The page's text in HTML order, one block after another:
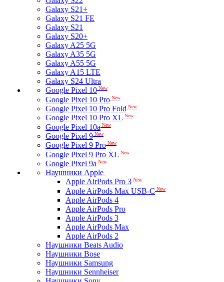
Galaxy S21+
Galaxy S21 FE
Galaxy S21
Galaxy S20+
Galaxy A25 5G
Galaxy A35 5G
Galaxy A55 5G
Galaxy A15 LTE
Galaxy S24 Ultra
Google Pixel 10 New
Google Pixel 10 Pro New
Google Pixel 10 Pro Fold New
Google Pixel 10 Pro XL New
Google Pixel 10a New
Google Pixel 9 New
Google Pixel 9 Pro New
Google Pixel 9 Pro XL New
Google Pixel 9a New
Наушники Apple
Apple AirPods Pro 3 New
Apple AirPods Max USB-C New
Apple AirPods 4
Apple AirPods Pro
Apple AirPods 3
Apple AirPods Max
Apple AirPods 2
Наушники Beats Audio
Наушники Bose
Наушники Samsung
Наушники Sennheiser